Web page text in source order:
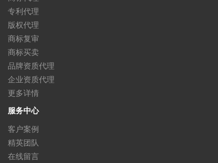
专利代理
版权代理
商标复审
商标买卖
品牌资质代理
企业资质代理
更多详情
服务中心
客户案例
精英团队
在线留言